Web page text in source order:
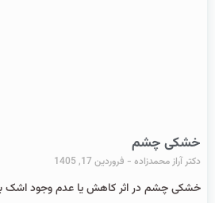
خشکی چشم
دکتر آراز محمدزاده فروردین 17, 1405
خشکی چشم در اثر کاهش یا عدم وجود